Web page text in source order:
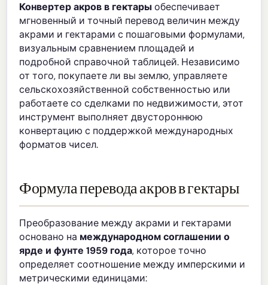
Конвертер акров в гектарыобеспечивает
мгновенный и точный перевод величин между
акрами и гектарами с пошаговыми формулами,
визуальным сравнением площадей и
подробной справочной таблицей. Независимо
от того, покупаете ли вы землю, управляете
сельскохозяйственной собственностью или
работаете со сделками по недвижимости, этот
инструмент выполняет двустороннюю
конвертацию с поддержкой международных
форматов чисел.
Формула перевода акров в гектары
Преобразование между акрами и гектарами
основано на международном соглашении о
ярде и фунте 1959 года, которое точно
определяет соотношение между имперскими и
метрическими единицами: